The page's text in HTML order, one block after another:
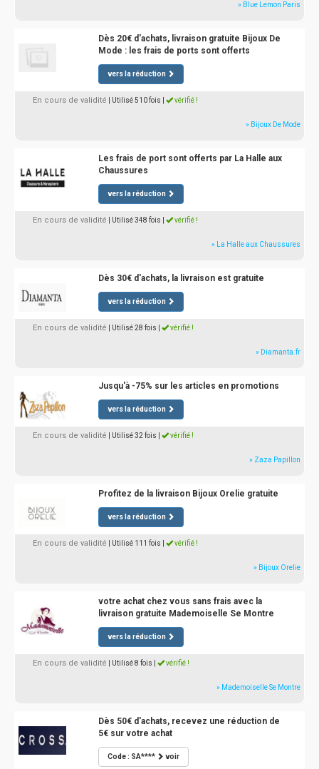
» Blue Lemon Paris
Dès 20€ d'achats, livraison gratuite Bijoux De
Mode : les frais de ports sont offerts
vers la réduction
En cours de validité | Utilisé 510 fois vérifié !
» Bijoux De Mode
Les frais de port sont offerts par La Halle aux
Chaussures
vers la réduction
En cours de validité | Utilisé 348 fois vérifié !
» La Halle aux Chaussures
Dès 30€ d'achats, la livraison est gratuite
vers la réduction
En cours de validité | Utilisé 28 fois vérifié !
» Diamanta.fr
Jusqu'à -75% sur les articles en promotions
vers la réduction
En cours de validité | Utilisé 32 fois vérifié !
» Zaza Papillon
Profitez de la livraison Bijoux Orelie gratuite
vers la réduction
En cours de validité | Utilisé 111 fois vérifié !
» Bijoux Orelie
votre achat chez vous sans frais avec la
livraison gratuite Mademoiselle Se Montre
vers la réduction
En cours de validité | Utilisé 8 fois vérifié !
» Mademoiselle Se Montre
Dès 50€ d'achats, recevez une réduction de
5€ sur votre achat
Code : SA**** voir